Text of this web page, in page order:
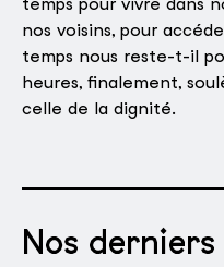
nos voisins, pour
temps nous reste-t-il
heures, finalement,
celle de la dignité.
Nos